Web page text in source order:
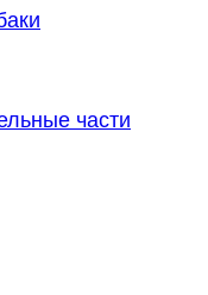
части